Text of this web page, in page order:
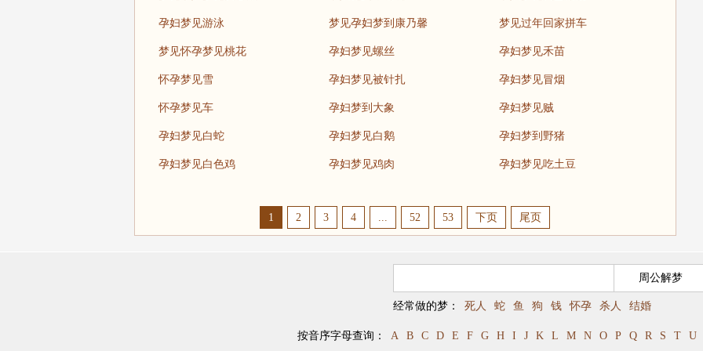
孕妇梦见游泳 梦见孕妇梦到康乃馨 梦见过年回家拼车
梦见怀孕梦见桃花 孕妇梦见螺丝 孕妇梦见禾苗
怀孕梦见雪 孕妇梦见被针扎 孕妇梦见冒烟
怀孕梦见车 孕妇梦到大象 孕妇梦见贼
孕妇梦见白蛇 孕妇梦见白鹅 孕妇梦到野猪
孕妇梦见白色鸡 孕妇梦见鸡肉 孕妇梦见吃土豆
1 2 3 4 ... 52 53 下页 尾页
经常做的梦： 死人 蛇 鱼 狗 钱 怀孕 杀人 结婚
按音序字母查询： A B C D E F G H I J K L M N O P Q R S T U